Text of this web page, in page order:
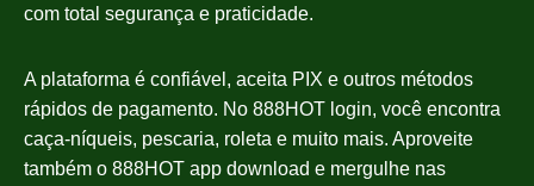
com total segurança e praticidade.
A plataforma é confiável, aceita PIX e outros métodos
rápidos de pagamento. No 888HOT login, você encontra
caça-níqueis, pescaria, roleta e muito mais. Aproveite
também o 888HOT app download e mergulhe nas